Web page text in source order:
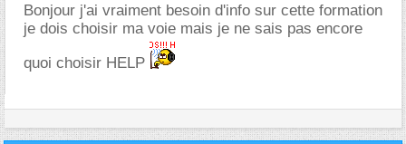
Bonjour j'ai vraiment besoin d'info sur cette formation
je dois choisir ma voie mais je ne sais pas encore
quoi choisir HELP